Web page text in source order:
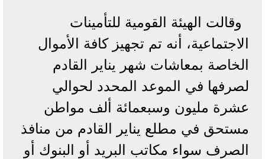
وقالت الهيئة القومية للتأمينات
الاجتماعية، أنه تم تجهيز كافة الأموال
الخاصة بمعاشات شهر يناير القادم
لصرفها في الموعد المحدد لحوالي
عشرة مليون وسبعمائة ألف مواطن
مستحق في مطلع يناير القادم من منافذ
الصرف سواء مكاتب البريد أو البنوك أو